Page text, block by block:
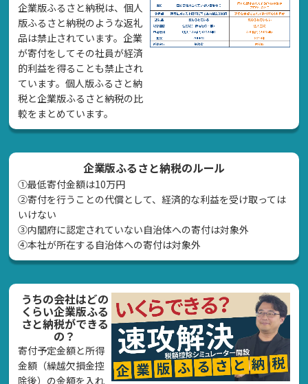
企業版ふるさと納税は、個人
版ふるさと納税のような返礼
品は禁止されています。企業
が寄付をしてその社員が経済
的利益を得ることも禁止され
ています。個人版ふるさと納
税と企業版ふるさと納税の比
較をまとめています。
企業版ふるさと納税のルール
①最低寄付金額は10万円
②寄付を行うことの代償として、経済的な利益を受け取っては
いけない
➂内閣府に認定されていない自治体への寄付は対象外
④本社が所在する自治体への寄付は対象外
うちの会社はどの
くらい企業版ふる
さと納税ができる
の？
寄付予定金額と所得
金額（繰越欠損金控
除後）の金額を入れ